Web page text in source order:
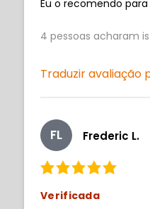
Eu o recomendo para
4 pessoas acharam
Traduzir avaliação
FL Frederic L.
Verificada